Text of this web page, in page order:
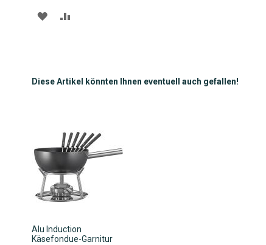
ZUR
Diese Artikel könnten Ihnen eventuell auch gefallen!
Alu Induction
Käsefondue-Garnitur